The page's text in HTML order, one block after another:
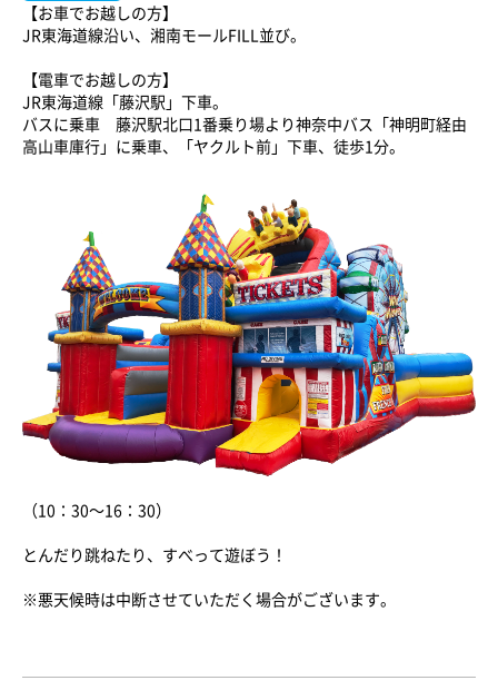
【お車でお越しの方】
JR東海道線沿い、湘南モールFILL並び。
【電車でお越しの方】
JR東海道線「藤沢駅」下車。
バスに乗車 藤沢駅北口1番乗り場より神奈中バス「神明町経由
高山車庫行」に乗車、「ヤクルト前」下車、徒歩1分。
（10：30～16：30）
とんだり跳ねたり、すべって遊ぼう！
※悪天候時は中断させていただく場合がございます。